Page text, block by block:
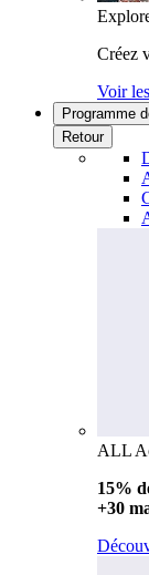
Créez
Voir
Programme
Retour
ALL
15%
+30